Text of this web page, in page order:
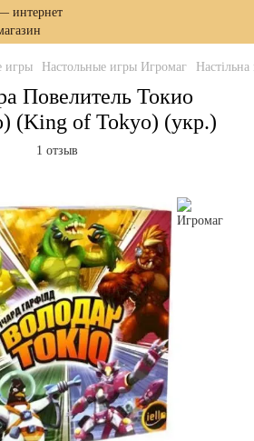
игры Настольные игры Игромаг
Повелитель Токио
(King of Tokyo) (укр.)
1 отзыв